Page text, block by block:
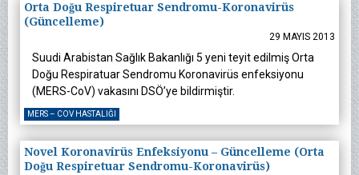
Orta Doğu Respiretuar Sendromu-Koronavirüs
(Güncelleme)
29 MAYIS 2013
Suudi Arabistan Sağlık Bakanlığı 5 yeni teyit edilmiş Orta
Doğu Respiratuar Sendromu Koronavirüs enfeksiyonu
(MERS-CoV) vakasını DSÖ’ye bildirmiştir.
MERS – COV HASTALIĞI
Novel Koronavirüs Enfeksiyonu – Güncelleme (Orta
Doğu Respiretuar Sendromu-Koronavirüs)